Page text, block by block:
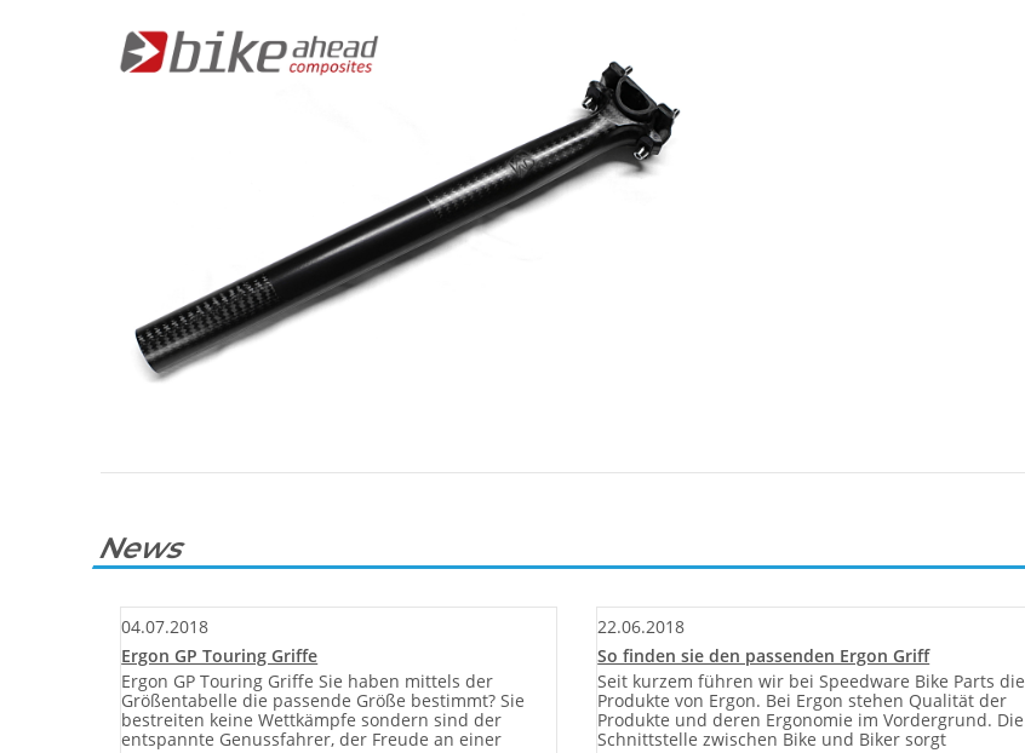
News
04.07.2018
Ergon GP Touring Griffe
Ergon GP Touring Griffe Sie haben mittels der
Größentabelle die passende Größe bestimmt? Sie
bestreiten keine Wettkämpfe sondern sind der
entspannte Genussfahrer, der Freude an einer
22.06.2018
So finden sie den passenden Ergon Griff
Seit kurzem führen wir bei Speedware Bike Parts die
Produkte von Ergon. Bei Ergon stehen Qualität der
Produkte und deren Ergonomie im Vordergrund. Die
Schnittstelle zwischen Bike und Biker sorgt